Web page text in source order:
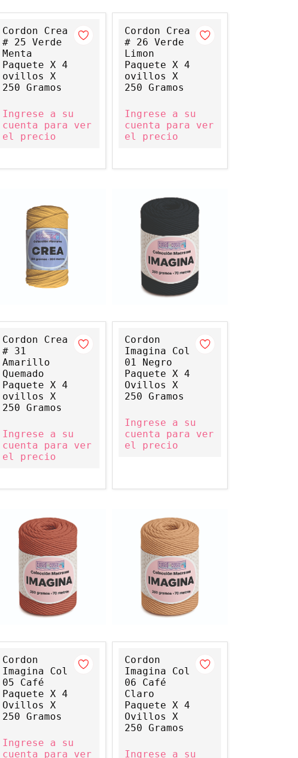
Cordon Crea
# 25 Verde
Menta
Paquete X 4
ovillos X
250 Gramos
Ingrese a su
cuenta para ver
el precio
Cordon Crea
# 26 Verde
Limon
Paquete X 4
ovillos X
250 Gramos
Ingrese a su
cuenta para ver
el precio
Cordon Crea
# 31
Amarillo
Quemado
Paquete X 4
ovillos X
250 Gramos
Ingrese a su
cuenta para ver
el precio
Cordon
Imagina Col
01 Negro
Paquete X 4
Ovillos X
250 Gramos
Ingrese a su
cuenta para ver
el precio
Cordon
Imagina Col
05 Café
Paquete X 4
Ovillos X
250 Gramos
Ingrese a su
cuenta para ver
Cordon
Imagina Col
06 Café
Claro
Paquete X 4
Ovillos X
250 Gramos
Ingrese a su